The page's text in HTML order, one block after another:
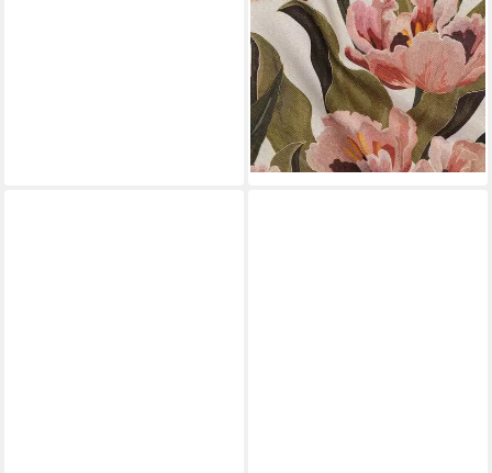
ab 0,5m x 138cm
Baumwollstoff Meterware,
Blumen 1
8,83 €
(12,80 €/ 1 qm)
lieferbar - in 4-5 Werktagen bei dir